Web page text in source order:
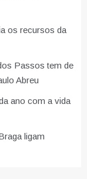
os recursos da
Passos tem de
Abreu
ano com a vida
ligam